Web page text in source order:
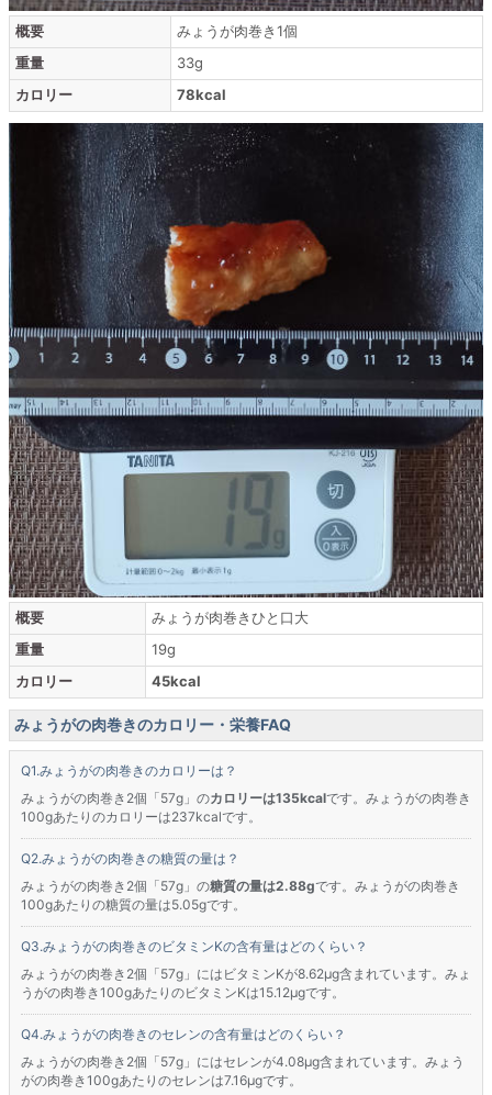
概要
みょうが肉巻き1個
重量
33g
カロリー
78kcal
概要
みょうが肉巻きひと口大
重量
19g
カロリー
45kcal
みょうがの肉巻きのカロリー・栄養FAQ
みょうがの肉巻きのカロリーは？
みょうがの肉巻き2個「57g」のカロリーは135kcalです。みょうがの肉巻き
100gあたりのカロリーは237kcalです。
みょうがの肉巻きの糖質の量は？
みょうがの肉巻き2個「57g」の糖質の量は2.88gです。みょうがの肉巻き
100gあたりの糖質の量は5.05gです。
みょうがの肉巻きのビタミンKの含有量はどのくらい？
みょうがの肉巻き2個「57g」にはビタミンKが8.62μg含まれています。みょ
うがの肉巻き100gあたりのビタミンKは15.12μgです。
みょうがの肉巻きのセレンの含有量はどのくらい？
みょうがの肉巻き2個「57g」にはセレンが4.08μg含まれています。みょう
がの肉巻き100gあたりのセレンは7.16μgです。